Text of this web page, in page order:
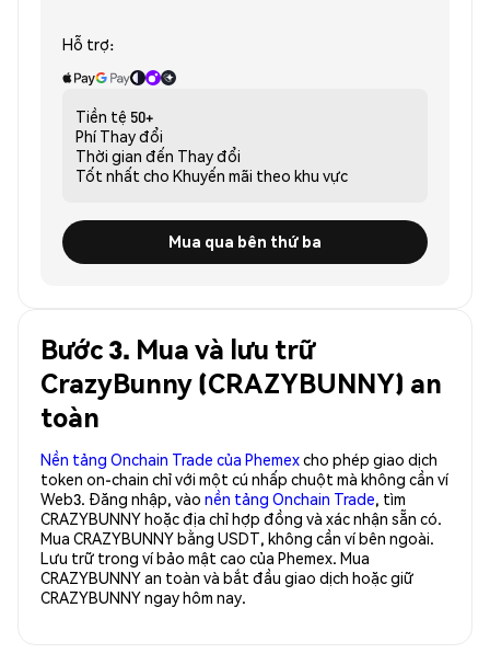
Hỗ trợ:
Tiền tệ 50+
Phí Thay đổi
Thời gian đến Thay đổi
Tốt nhất cho Khuyến mãi theo khu vực
Mua qua bên thứ ba
Bước 3. Mua và lưu trữ
CrazyBunny (CRAZYBUNNY) an
toàn
Nền tảng Onchain Trade của Phemexcho phép giao dịch
token on-chain chỉ với một cú nhấp chuột mà không cần ví
Web3. Đăng nhập, vào nền tảng Onchain Trade, tìm
CRAZYBUNNY hoặc địa chỉ hợp đồng và xác nhận sẵn có.
Mua CRAZYBUNNY bằng USDT, không cần ví bên ngoài.
Lưu trữ trong ví bảo mật cao của Phemex. Mua
CRAZYBUNNY an toàn và bắt đầu giao dịch hoặc giữ
CRAZYBUNNY ngay hôm nay.